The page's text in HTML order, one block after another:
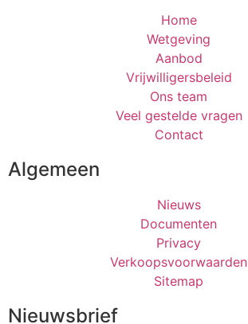
Home
Wetgeving
Aanbod
Vrijwilligersbeleid
Ons team
Veel gestelde vragen
Contact
Algemeen
Nieuws
Documenten
Privacy
Verkoopsvoorwaarden
Sitemap
Nieuwsbrief